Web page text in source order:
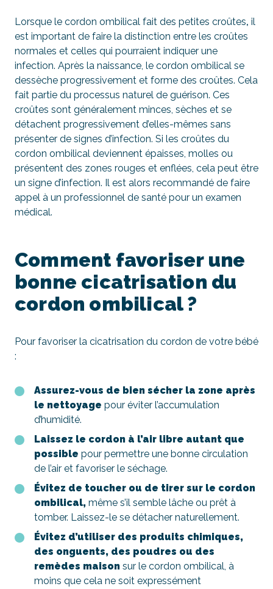
Lorsque le cordon ombilical fait des petites croûtes, il
est important de faire la distinction entre les croûtes
normales et celles qui pourraient indiquer une
infection. Après la naissance, le cordon ombilical se
dessèche progressivement et forme des croûtes. Cela
fait partie du processus naturel de guérison. Ces
croûtes sont généralement minces, sèches et se
détachent progressivement d’elles-mêmes sans
présenter de signes d’infection. Si les croûtes du
cordon ombilical deviennent épaisses, molles ou
présentent des zones rouges et enflées, cela peut être
un signe d’infection. Il est alors recommandé de faire
appel à un professionnel de santé pour un examen
médical.
Comment favoriser une
bonne cicatrisation du
cordon ombilical ?
Pour favoriser la cicatrisation du cordon de votre bébé
:
Assurez-vous de bien sécher la zone après
le nettoyage pour éviter l’accumulation
d’humidité.
Laissez le cordon à l’air libre autant que
possible pour permettre une bonne circulation
de l’air et favoriser le séchage.
Évitez de toucher ou de tirer sur le cordon
ombilical, même s’il semble lâche ou prêt à
tomber. Laissez-le se détacher naturellement.
Évitez d’utiliser des produits chimiques,
des onguents, des poudres ou des
remèdes maison sur le cordon ombilical, à
moins que cela ne soit expressément